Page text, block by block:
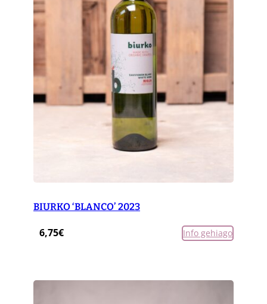
BIURKO ‘BLANCO’ 2023
6,75€ Info gehiago